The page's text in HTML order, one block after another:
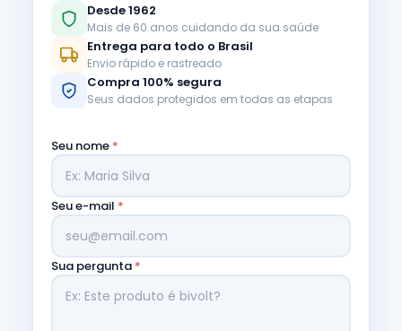
Desde 1962
Mais de 60 anos cuidando da sua saúde
Entrega para todo o Brasil
Envio rápido e rastreado
Compra 100% segura
Seus dados protegidos em todas as etapas
Seu nome *
Seu e-mail *
Sua pergunta *